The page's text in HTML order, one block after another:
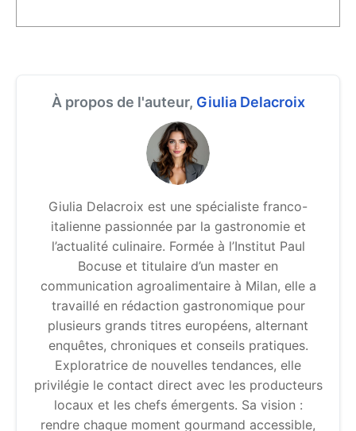
À propos de l'auteur, Giulia Delacroix
Giulia Delacroix est une spécialiste franco-
italienne passionnée par la gastronomie et
l’actualité culinaire. Formée à l’Institut Paul
Bocuse et titulaire d’un master en
communication agroalimentaire à Milan, elle a
travaillé en rédaction gastronomique pour
plusieurs grands titres européens, alternant
enquêtes, chroniques et conseils pratiques.
Exploratrice de nouvelles tendances, elle
privilégie le contact direct avec les producteurs
locaux et les chefs émergents. Sa vision :
rendre chaque moment gourmand accessible,